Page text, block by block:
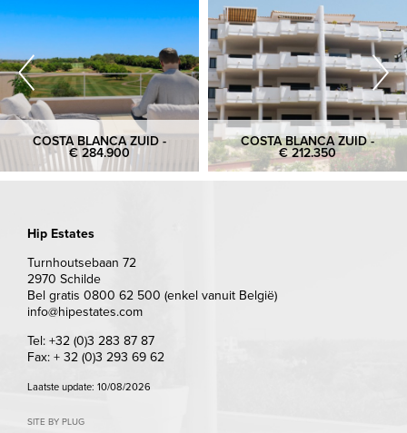
COSTA BLANCA ZUID -
€ 284.900
COSTA BLANCA ZUID -
€ 212.350
Hip Estates
Turnhoutsebaan 72
2970 Schilde
Bel gratis 0800 62 500 (enkel vanuit België)
info@hipestates.com
Tel: +32 (0)3 283 87 87
Fax: + 32 (0)3 293 69 62
Laatste update: 10/08/2026
SITE BY PLUG